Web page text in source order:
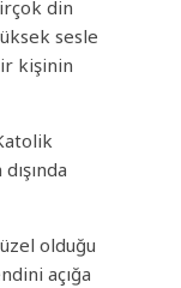
din
sesle
kişinin
olduğu
açığa